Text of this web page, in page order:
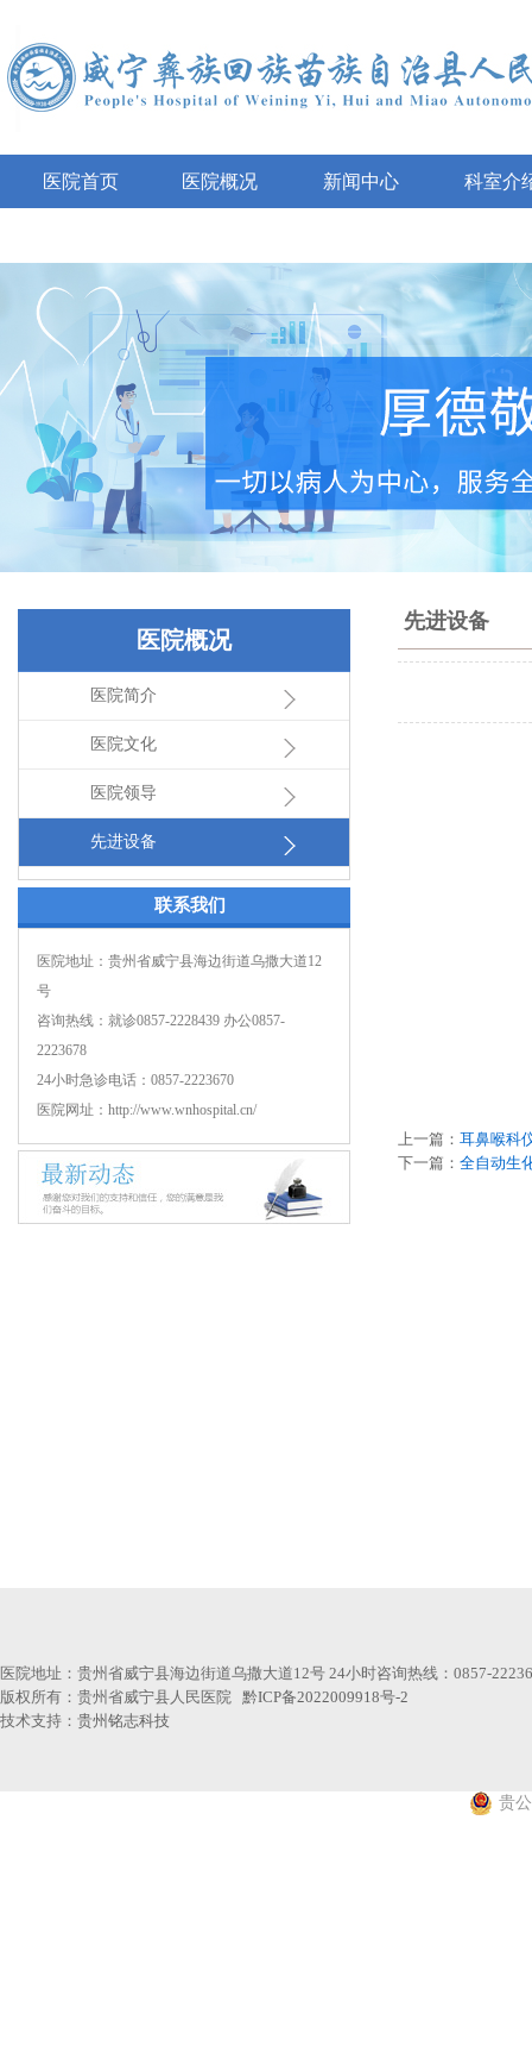
医院首页 医院概况 新闻中心 科室介
先进设备
上一篇： 耳鼻喉科
下一篇： 全自动生
医院概况
医院简介
医院文化
医院领导
先进设备
联系我们
医院地址：贵州省威宁县海边街道乌撒大道12
号
咨询热线：就诊0857-2228439 办公0857-
2223678
24小时急诊电话：0857-2223670
医院网址：http://www.wnhospital.cn/
医院地址：贵州省威宁县海边街道乌撒大道12号 24小时咨询热线：0857-
版权所有：贵州省威宁县人民医院 黔ICP备2022009918号-2
技术支持： 贵州铭志科技
贵